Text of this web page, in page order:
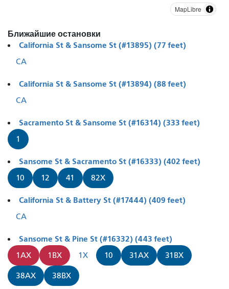
MapLibre
Ближайшие остановки
California St & Sansome St (#13895) (77 feet)
CA
California St & Sansome St (#13894) (88 feet)
CA
Sacramento St & Sansome St (#16314) (333 feet)
1
Sansome St & Sacramento St (#16333) (402 feet)
10 12 41 82X
California St & Battery St (#17444) (409 feet)
CA
Sansome St & Pine St (#16332) (443 feet)
1AX 1BX 1X 10 31AX 31BX
38AX 38BX